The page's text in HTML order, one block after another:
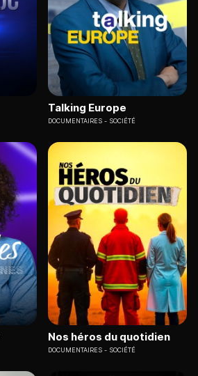
Talking Europe
DOCUMENTAIRES SOCIÉTÉ
Nos héros du quotidien
DOCUMENTAIRES SOCIÉTÉ